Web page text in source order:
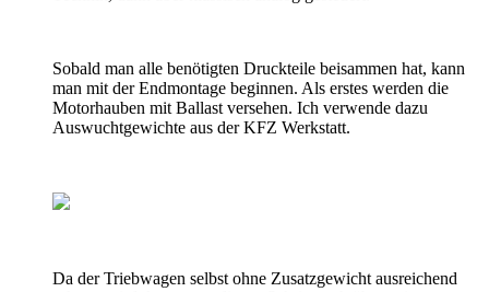
Sobald man alle benötigten Druckteile beisammen hat, kann
man mit der Endmontage beginnen. Als erstes werden die
Motorhauben mit Ballast versehen. Ich verwende dazu
Auswuchtgewichte aus der KFZ Werkstatt.
Da der Triebwagen selbst ohne Zusatzgewicht ausreichend